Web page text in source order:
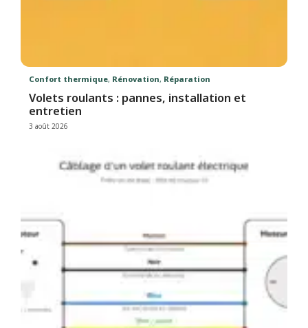
Confort thermique, Rénovation, Réparation
Volets roulants : pannes, installation et
entretien
3 août 2026